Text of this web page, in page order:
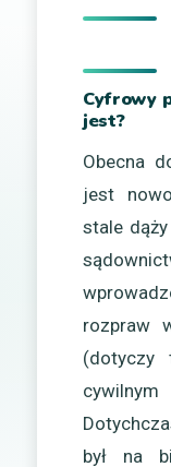
Cyfrowy
jest?
Obecna
jest
stale
rozpraw
(dotyczy
był na